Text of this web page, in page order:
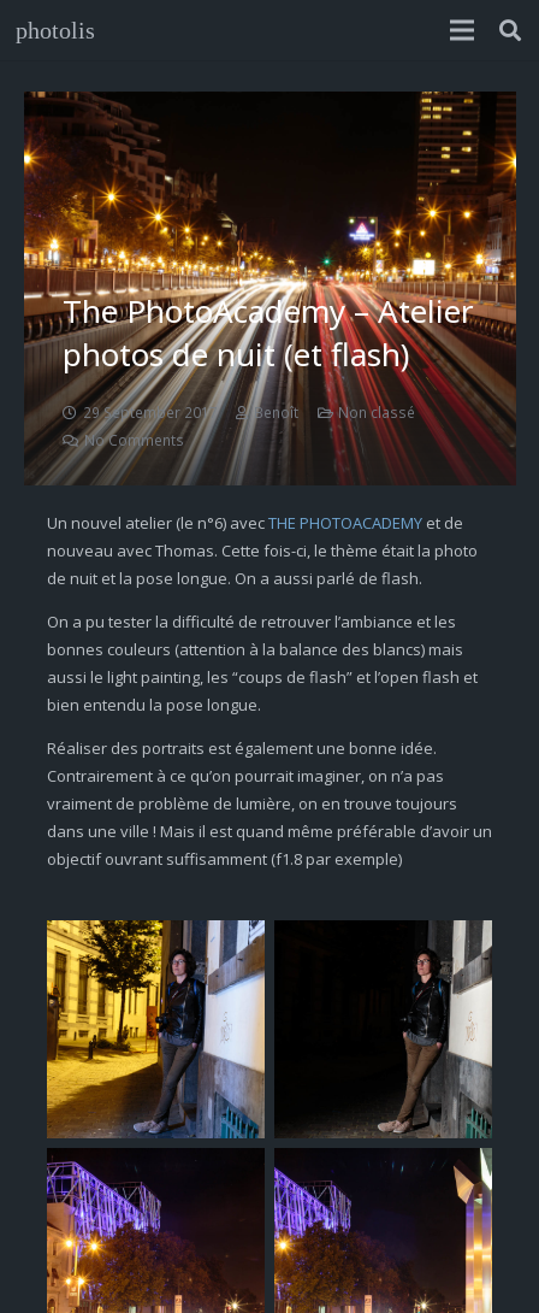
photolis
The PhotoAcademy – Atelier
photos de nuit (et flash)
29 September 2017 Benoît
Non classé
No Comments
Un nouvel atelier (le n°6) avecTHE PHOTOACADEMY et de
nouveau avec Thomas. Cette fois-ci, le thème était la photo
de nuit et la pose longue. On a aussi parlé de flash.
On a pu tester la difficulté de retrouver l’ambiance et les
bonnes couleurs (attention à la balance des blancs) mais
aussi le light painting, les “coups de flash” et l’open flash et
bien entendu la pose longue.
Réaliser des portraits est également une bonne idée.
Contrairement à ce qu’on pourrait imaginer, on n’a pas
vraiment de problème de lumière, on en trouve toujours
dans une ville ! Mais il est quand même préférable d’avoir un
objectif ouvrant suffisamment (f1.8 par exemple)